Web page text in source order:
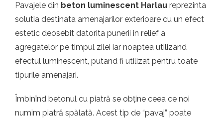
Pavajele din beton luminescent Harlau reprezinta
solutia destinata amenajarilor exterioare cu un efect
estetic deosebit datorita punerii in relief a
agregatelor pe timpul zilei iar noaptea utilizand
efectul luminescent, putand fi utilizat pentru toate
tipurile amenajari.
Îmbinînd betonul cu piatră se obține ceea ce noi
numim piatră spălată. Acest tip de “pavaj” poate